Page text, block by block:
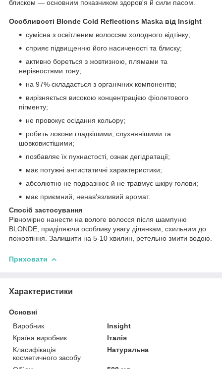
блиском — основним показником здоров'я й сили пасом.
Особливості Blonde Cold Reflections Maska від Insight
сумісна з освітленим волоссям холодного відтінку;
сприяє підвищенню його насиченості та блиску;
активно бореться з жовтизною, плямами та
нерівностями тону;
на 97% складається з органічних компонентів;
вирізняється високою концентрацією фіолетового
пігменту;
не провокує осідання кольору;
робить локони гладкішими, слухнянішими та
шовковистішими;
позбавляє їх пухнастості, ознак дегідратації;
має потужні антистатичні характеристики;
абсолютно не подразнює й не травмує шкіру голови;
має приємний, ненав'язливий аромат.
Спосіб застосування
Рівномірно нанести на вологе волосся після шампуню
BLONDE, приділяючи особливу увагу ділянкам, схильним до
пожовтіння. Залишити на 5-10 хвилин, ретельно змити водою.
Приховати
Характеристики
Основні
Виробник
Insight
Країна виробник
Італія
Класифікація
косметичного засобу
Натуральна